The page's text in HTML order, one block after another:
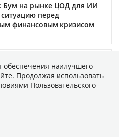
на рынке ЦОД для ИИ
перед
финансовым кризисом
в 2026 году наилучшего
Продолжая использовать
Пользовательского